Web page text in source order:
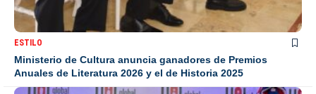
ESTILO
Ministerio de Cultura anuncia ganadores de Premios
Anuales de Literatura 2026 y el de Historia 2025